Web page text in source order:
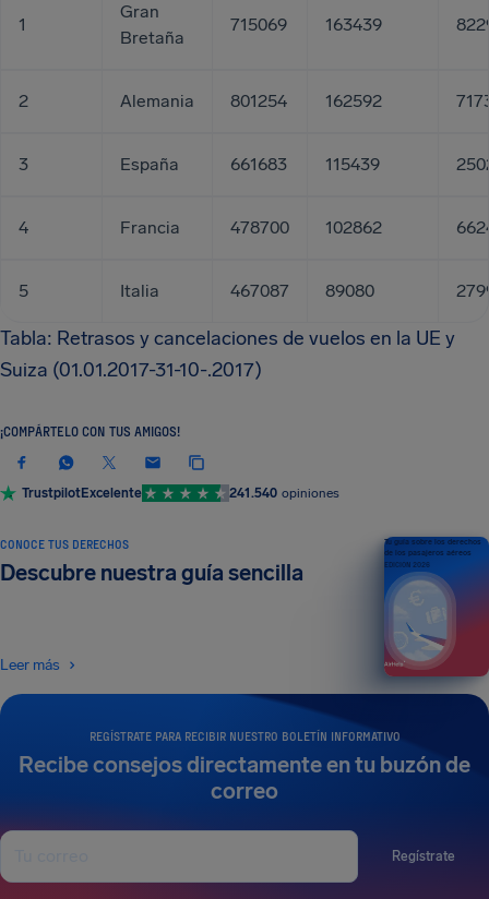
1
Gran
Bretaña
715069 163439
2 Alemania 801254 162592
3 España 661683 115439
4 Francia 478700 102862
5 Italia 467087 89080
Tabla: Retrasos y cancelaciones de vuelos en la UE y
Suiza (01.01.2017-31-10-.2017)
¡COMPÁRTELO CON TUS AMIGOS!
TrustpilotExcelente 241.540 opiniones
REGÍSTRATE PARA RECIBIR NUESTRO BOLETÍN INFORMATIVO
Recibe consejos directamente en tu buzón de
correo
Regístrate
CONOCE TUS DERECHOS
Descubre nuestra guía sencilla
Leer más
Tu guía sobre los derechos
de los pasajeros aéreos
EDICIÓN 2026